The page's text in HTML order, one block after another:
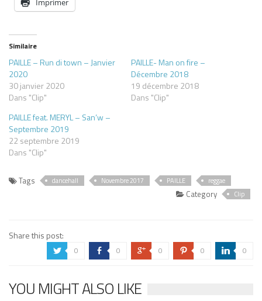
Imprimer
Similaire
PAILLE – Run di town – Janvier
2020
30 janvier 2020
Dans "Clip"
PAILLE- Man on fire –
Décembre 2018
19 décembre 2018
Dans "Clip"
PAILLE feat. MERYL – San’w –
Septembre 2019
22 septembre 2019
Dans "Clip"
Tags dancehall Novembre 2017 PAILLE reggae
Category Clip
Share this post:
a 0 b 0 c 0 d 0 j 0
YOU MIGHT ALSO LIKE